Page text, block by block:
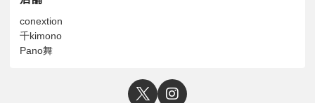
conextion
千kimono
Pano舞